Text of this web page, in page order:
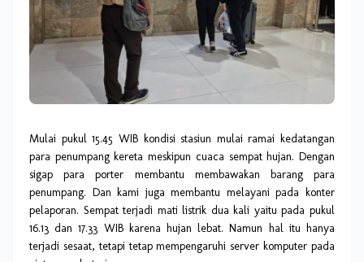
Mulai pukul 15.45 WIB kondisi stasiun mulai ramai kedatangan
para penumpang kereta meskipun cuaca sempat hujan. Dengan
sigap para porter membantu membawakan barang para
penumpang. Dan kami juga membantu melayani pada konter
pelaporan. Sempat terjadi mati listrik dua kali yaitu pada pukul
16.13 dan 17.33 WIB karena hujan lebat. Namun hal itu hanya
terjadi sesaat, tetapi tetap mempengaruhi server komputer pada